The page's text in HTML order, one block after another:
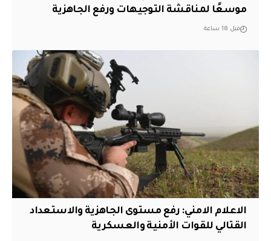
موسعًا لمناقشة التوجيهات ورفع الجاهزية
قبل 18 ساعة
الاعلام الامني: رفع مستوى الجاهزية والاستعداد
القتالي للقوات الأمنية والعسكرية